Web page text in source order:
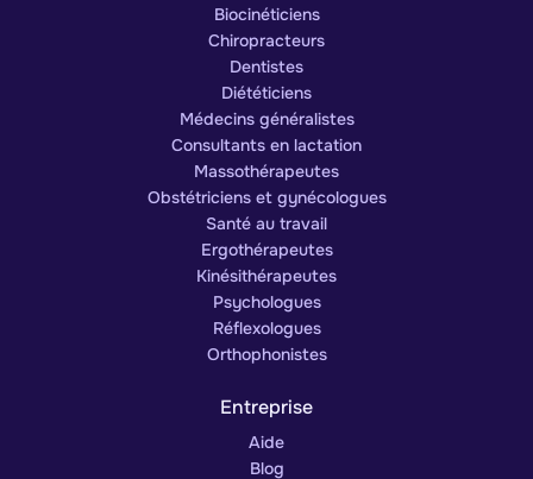
Biocinéticiens
Chiropracteurs
Dentistes
Diététiciens
Médecins généralistes
Consultants en lactation
Massothérapeutes
Obstétriciens et gynécologues
Santé au travail
Ergothérapeutes
Kinésithérapeutes
Psychologues
Réflexologues
Orthophonistes
Entreprise
Aide
Blog